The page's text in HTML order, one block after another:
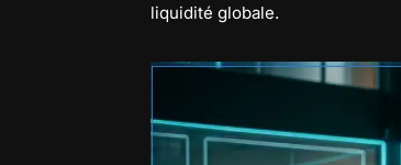
liquidité globale.